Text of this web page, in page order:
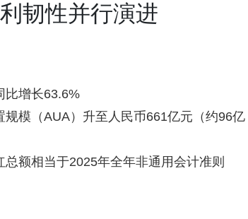
韧性并行演进
比增长63.6%
模（AUA）升至人民币661亿元（约96亿
额相当于2025年全年非通用会计准则